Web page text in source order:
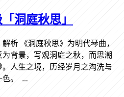
洞庭秋思」
析 《洞庭秋思》为明代琴曲，
背景，写观洞庭之秋，而思潮
人生之境，历经岁月之淘洗与
色。 ...